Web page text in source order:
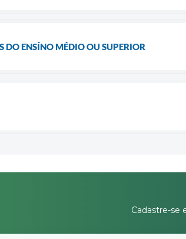
DO ENSÍNO MÉDIO OU SUPERIOR
Cadastre-se